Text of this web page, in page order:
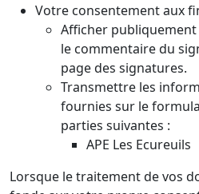
Votre consentement aux
Afficher publiquement
le commentaire du
page des signatures.
Transmettre les
fournies sur le
parties suivantes :
APE Les Ecureuils
Lorsque le traitement de vos